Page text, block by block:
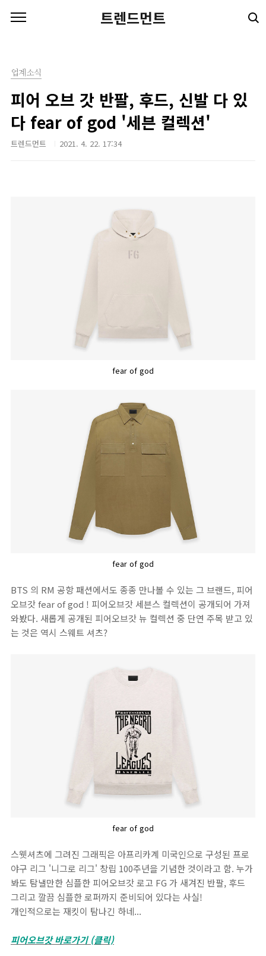
트렌드먼트
업계소식
피어 오브 갓 반팔, 후드, 신발 다 있
다 fear of god '세븐 컬렉션'
트렌드먼트 2021. 4. 22. 17:34
fear of god
fear of god
BTS 의 RM 공항 패션에서도 종종 만나볼 수 있는 그 브랜드, 피어
오브갓 fear of god ! 피어오브갓 세븐스 컬렉션이 공개되어 가져
와봤다. 새롭게 공개된 피어오브갓 뉴 컬렉션 중 단연 주목 받고 있
는 것은 역시 스웨트 셔츠?
fear of god
스웻셔츠에 그려진 그래픽은 아프리카계 미국인으로 구성된 프로
야구 리그 '니그로 리그' 창립 100주년을 기념한 것이라고 함. 누가
봐도 탐낼만한 심플한 피어오브갓 로고 FG 가 새겨진 반팔, 후드
그리고 깔끔 심플한 로퍼까지 준비되어 있다는 사실!
개인적으로는 재킷이 탐나긴 하네...
피어오브갓 바로가기 (클릭)